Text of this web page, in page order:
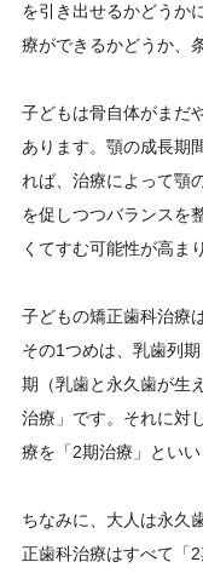
を引き出せるかどうか
療ができるかどうか、
子どもは骨自体がまだ
あります。顎の成長期
れば、治療によって顎
を促しつつバランスを
くてすむ可能性が高ま
子どもの矯正歯科治療
その1つめは、乳歯列
期（乳歯と永久歯が生
治療」です。それに対
療を「2期治療」といい
ちなみに、大人は永久
正歯科治療はすべて「2